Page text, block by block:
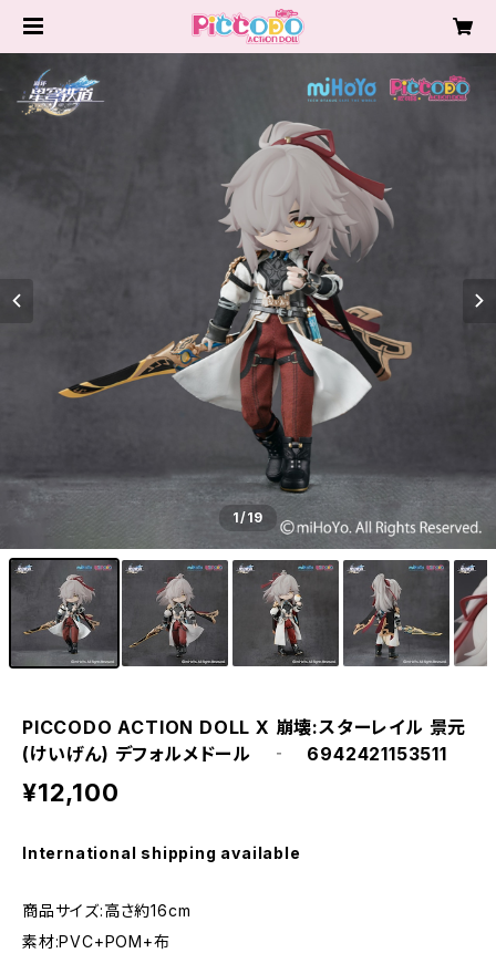
1/19
PICCODO ACTION DOLL X 崩壊:スターレイル 景元
(けいげん) デフォルメドール ‐ 6942421153511
¥12,100
International shipping available
商品サイズ:高さ約16cm
素材:PVC+POM+布